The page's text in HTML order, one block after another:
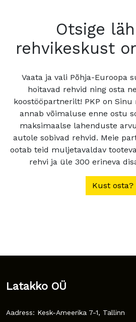
Otsige
rehvikeskust
Vaata ja vali Põhja-Euroopa
hoitavad rehvid ning osta
koostööpartnerilt! PKP on
annab võimaluse enne ostu
maksimaalse lahenduste
autole sobivad rehvid. Meie
ootab teid muljetavaldav
rehvi ja üle 300 erineva
Kust osta?
Latakko OÜ
Aadress: Kesk-Ameerika 7-1, Tallinn